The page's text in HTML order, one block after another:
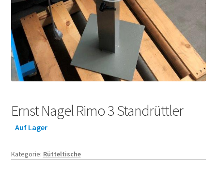
Ernst Nagel Rimo 3 Standrüttler
Auf Lager
Kategorie: Rütteltische